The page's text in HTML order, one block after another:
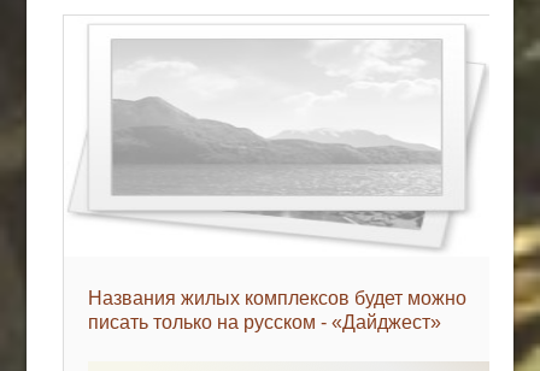
Названия жилых комплексов будет можно
писать только на русском - «Дайджест»